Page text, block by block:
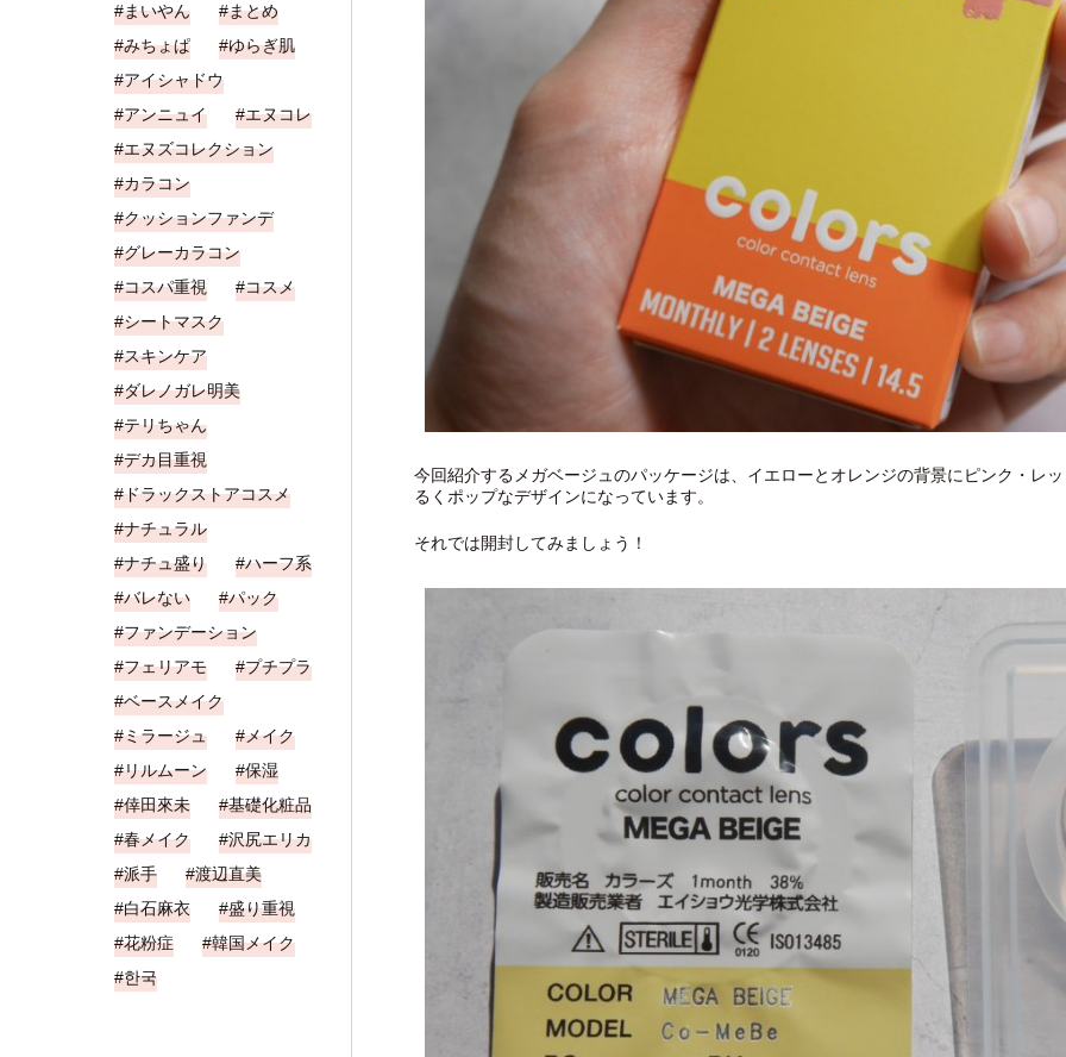
今回紹介するメガベージュのパッケージは、イエローとオレンジの背景にピンク・レ
るくポップなデザインになっています。
それでは開封してみましょう！
まいやん
まとめ
みちょぱ
ゆらぎ肌
アイシャドウ
アンニュイ
エヌコレ
エヌズコレクション
カラコン
クッションファンデ
グレーカラコン
コスパ重視
コスメ
シートマスク
スキンケア
ダレノガレ明美
テリちゃん
デカ目重視
ドラックストアコスメ
ナチュラル
ナチュ盛り
ハーフ系
バレない
パック
ファンデーション
フェリアモ
プチプラ
ベースメイク
ミラージュ
メイク
リルムーン
保湿
倖田來未
基礎化粧品
春メイク
沢尻エリカ
派手
渡辺直美
白石麻衣
盛り重視
花粉症
韓国メイク
한국